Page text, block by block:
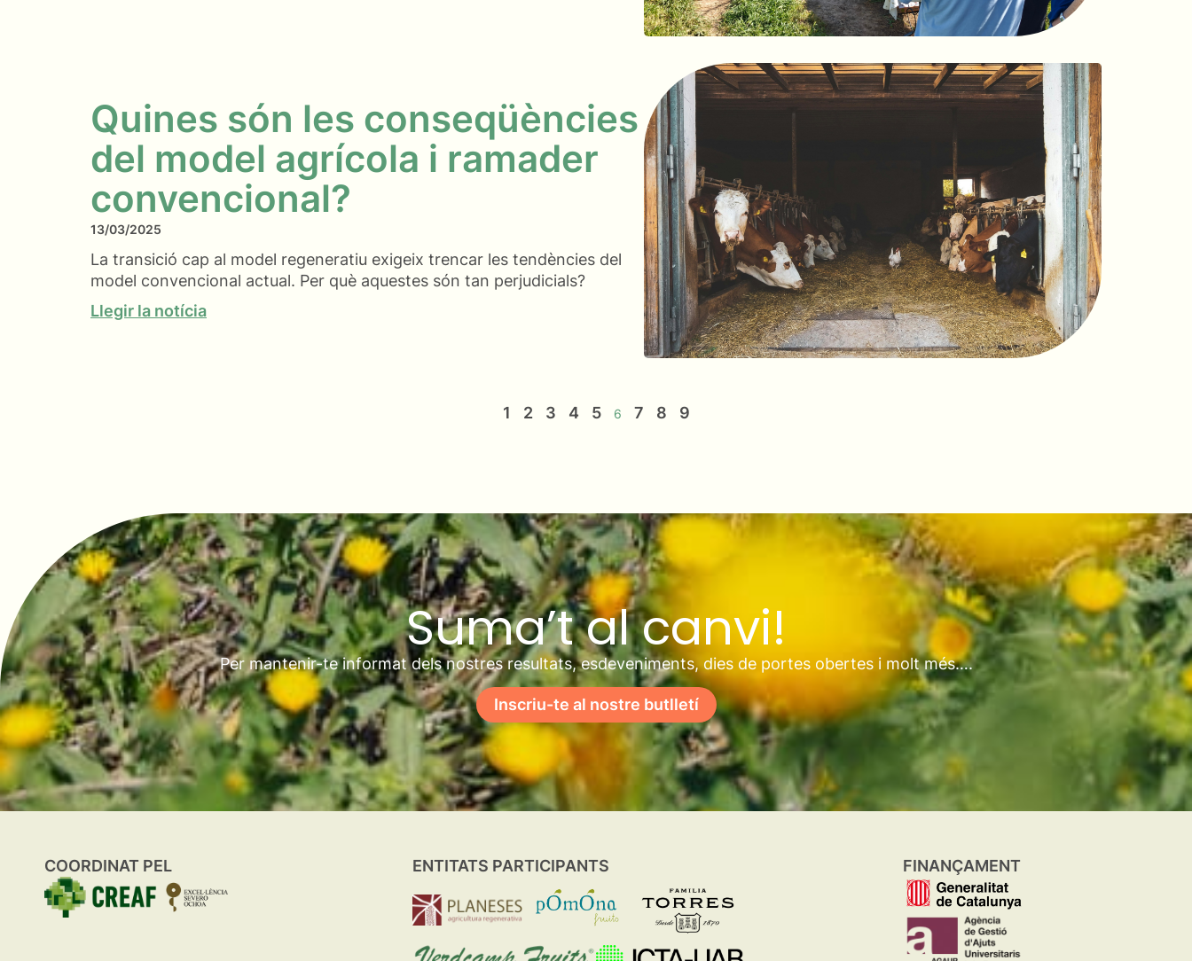
Quines són les conseqüències
del model agrícola i ramader
convencional?
13/03/2025
La transició cap al model regeneratiu exigeix trencar les tendències del
model convencional actual. Per què aquestes són tan perjudicials?
Llegir la notícia
1 2 3 4 5 6 7 8 9
Suma’t al canvi!
Per mantenir-te informat dels nostres resultats, esdeveniments, dies de portes obertes i molt més….
Inscriu-te al nostre butlletí
COORDINAT PEL ENTITATS PARTICIPANTS FINANÇAMENT